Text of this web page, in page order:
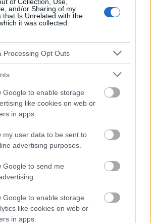
and/or Sharing of my
that Is Unrelated with the
it was collected.
Processing Opt Outs
Google to enable storage
like cookies on web or
in apps.
my user data to be sent to
advertising purposes.
Google to send me
Google to enable storage
like cookies on web or
in apps.
auf dieser Website dienen nur zu
Der Herausgeber und die
sind nicht für die Ergebnisse ihrer
Bevor Sie Ratschläge oder Tipps auf